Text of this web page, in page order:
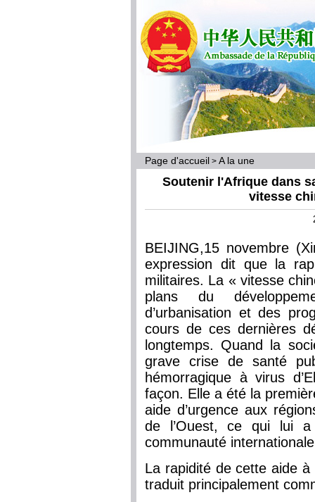
Page d'accueil > A la une
Soutenir l'Afrique dans
vitesse
BEIJING,15 novembre
expression dit que la
militaires. La « vitesse
plans du
d’urbanisation et des
cours de ces dernières
longtemps. Quand la
grave crise de santé
hémorragique à virus
façon. Elle a été la
aide d’urgence aux
de l’Ouest, ce qui lui
communauté
La rapidité de cette aide à
traduit principalement